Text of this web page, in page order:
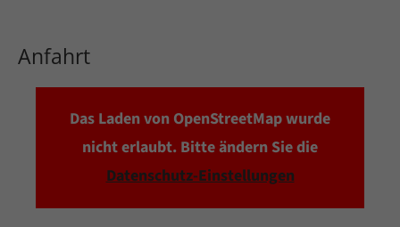
magnis dis parturient montes, nascetur
ridiculus mus. Donec quam felis, ultricies nec.
Anfahrt
Das Laden von OpenStreetMap wurde
nicht erlaubt. Bitte ändern Sie die
Datenschutz-Einstellungen